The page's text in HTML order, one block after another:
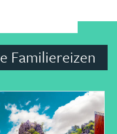
Familiereizen